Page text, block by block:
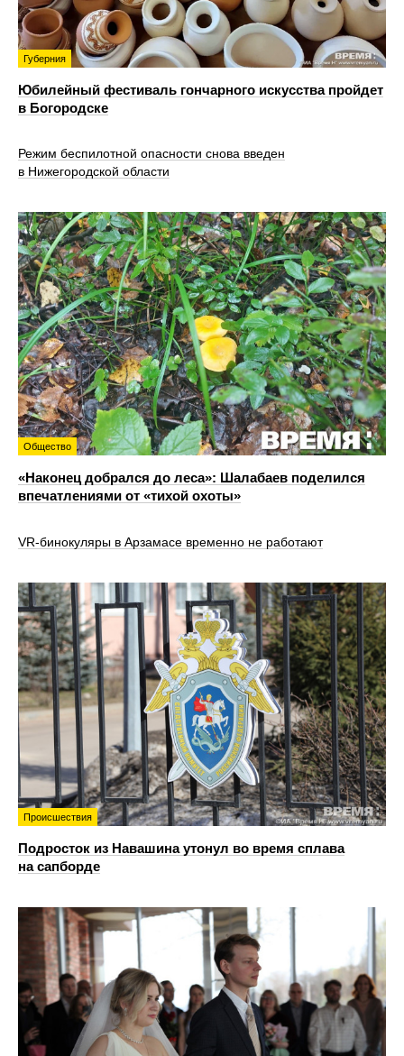
Губерния
Юбилейный фестиваль гончарного искусства пройдет
в Богородске
Режим беспилотной опасности снова введен
в Нижегородской области
Общество
«Наконец добрался до леса»: Шалабаев поделился
впечатлениями от «тихой охоты»
VR‑бинокуляры в Арзамасе временно не работают
Происшествия
Подросток из Навашина утонул во время сплава
на сапборде